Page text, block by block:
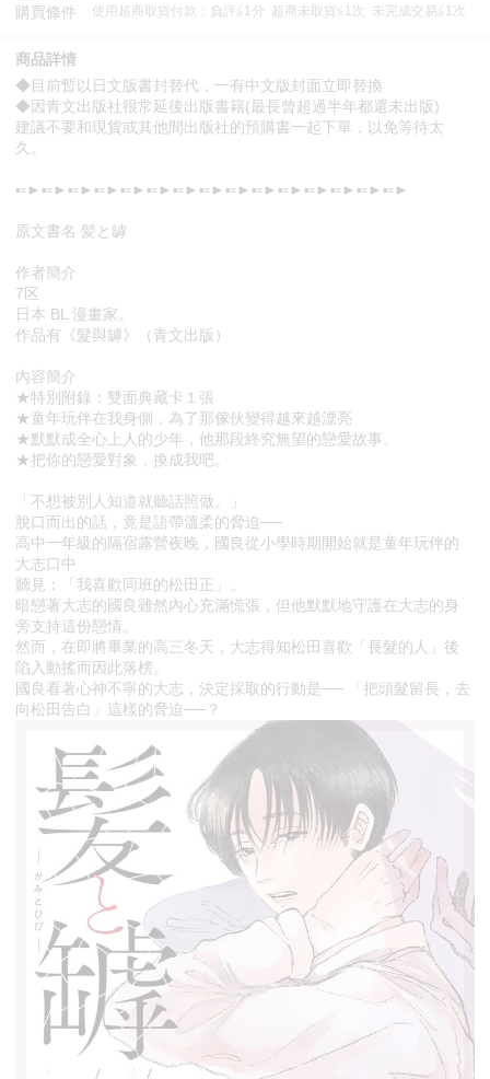
購買條件 使用超商取貨付款：負評≦1分 超商未取貨≦1次 未完成交易≦1次
商品詳情
◆目前暫以日文版書封替代，一有中文版封面立即替換
◆因青文出版社很常延後出版書籍(最長曾超過半年都還未出版)
建議不要和現貨或其他間出版社的預購書一起下單，以免等待太
久。
▪▫►▪▫►▪▫►▪▫►▪▫►▪▫►▪▫►▪▫►▪▫►▪▫►▪▫►▪▫►▪▫►▪▫►▪▫►
原文書名 髪と罅
作者簡介
7区
日本 BL 漫畫家。
作品有《髮與罅》（青文出版）
內容簡介
★特別附錄：雙面典藏卡１張
★童年玩伴在我身側，為了那傢伙變得越來越漂亮
★默默成全心上人的少年，他那段終究無望的戀愛故事。
★把你的戀愛對象，換成我吧。
「不想被別人知道就聽話照做。」
脫口而出的話，竟是語帶溫柔的脅迫──
高中一年級的隔宿露營夜晚，國良從小學時期開始就是童年玩伴的
大志口中
聽見：「我喜歡同班的松田正」。
暗戀著大志的國良雖然內心充滿慌張，但他默默地守護在大志的身
旁支持這份戀情。
然而，在即將畢業的高三冬天，大志得知松田喜歡「長髮的人」後
陷入動搖而因此落榜。
國良看著心神不寧的大志，決定採取的行動是── 「把頭髮留長，去
向松田告白」這樣的脅迫──？